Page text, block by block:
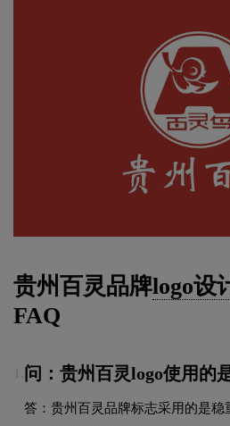
贵州百灵品牌logo设
FAQ
问：贵州百灵logo使用的
答：贵州百灵品牌标志采用的是